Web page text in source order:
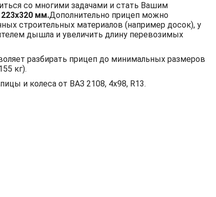
со многими задачами и стать Вашим
мм.Дополнительно прицеп можно
строительных материалов (например досок), у
дышла и увеличить длину перевозимых
разбирать прицеп до минимальных размеров
кг).
и колеса от ВАЗ 2108, 4х98, R13.